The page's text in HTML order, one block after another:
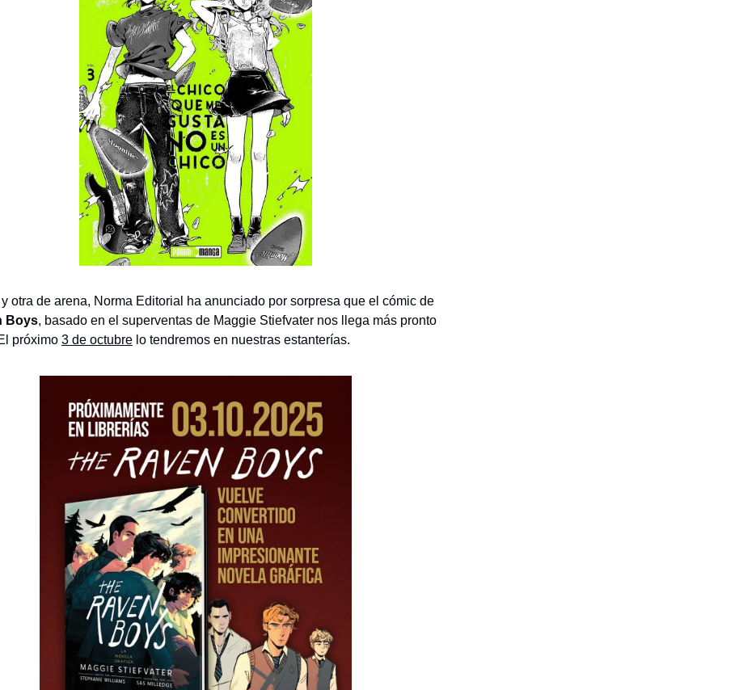
otra de arena, Norma Editorial ha anunciado por sorpresa que el cómic de
Boys, basado en el superventas de Maggie Stiefvater nos llega más pronto
próximo 3 de octubre lo tendremos en nuestras estanterías.